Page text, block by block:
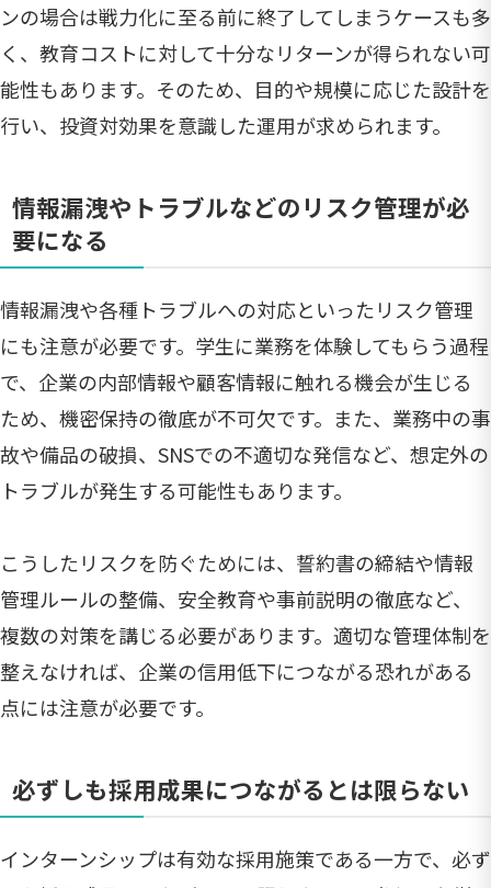
ンの場合は戦力化に至る前に終了してしまうケースも多
く、教育コストに対して十分なリターンが得られない可
能性もあります。そのため、目的や規模に応じた設計を
行い、投資対効果を意識した運用が求められます。
情報漏洩やトラブルなどのリスク管理が必
要になる
情報漏洩や各種トラブルへの対応といったリスク管理
にも注意が必要です。学生に業務を体験してもらう過程
で、企業の内部情報や顧客情報に触れる機会が生じる
ため、機密保持の徹底が不可欠です。また、業務中の事
故や備品の破損、SNSでの不適切な発信など、想定外の
トラブルが発生する可能性もあります。
こうしたリスクを防ぐためには、誓約書の締結や情報
管理ルールの整備、安全教育や事前説明の徹底など、
複数の対策を講じる必要があります。適切な管理体制を
整えなければ、企業の信用低下につながる恐れがある
点には注意が必要です。
必ずしも採用成果につながるとは限らない
インターンシップは有効な採用施策である一方で、必ず